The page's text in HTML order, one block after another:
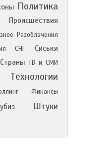
Политика
Происшествия
Разоблачения
СНГ
Сиськи
Страны ТВ и СМИ
Технологии
Финансы
Штуки